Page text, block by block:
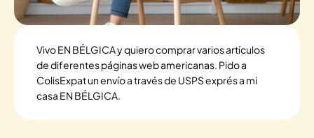
Vivo EN BÉLGICA y quiero comprar varios artículos
de diferentes páginas web americanas. Pido a
ColisExpat un envío a través de USPS exprés a mi
casa EN BÉLGICA.